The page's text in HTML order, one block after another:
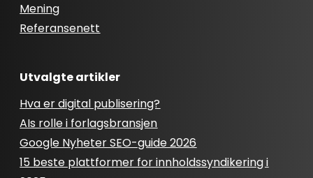
Mening
Referansenett
Utvalgte artikler
Hva er digital publisering?
AIs rolle i forlagsbransjen
Google Nyheter SEO-guide 2026
15 beste plattformer for innholdssyndikering i